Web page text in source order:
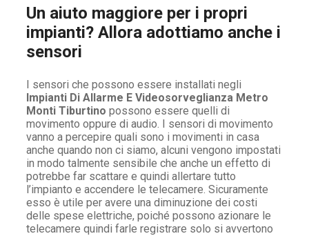
Un aiuto maggiore per i propri
impianti? Allora adottiamo anche i
sensori
I sensori che possono essere installati negli
Impianti Di Allarme E Videosorveglianza Metro
Monti Tiburtino possono essere quelli di
movimento oppure di audio. I sensori di movimento
vanno a percepire quali sono i movimenti in casa
anche quando non ci siamo, alcuni vengono impostati
in modo talmente sensibile che anche un effetto di
potrebbe far scattare e quindi allertare tutto
l’impianto e accendere le telecamere. Sicuramente
esso è utile per avere una diminuzione dei costi
delle spese elettriche, poiché possono azionare le
telecamere quindi farle registrare solo si avvertono